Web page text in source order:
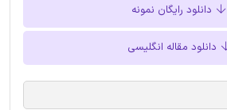
دانلود رایگان نمونه
دانلود مقاله انگلیسی